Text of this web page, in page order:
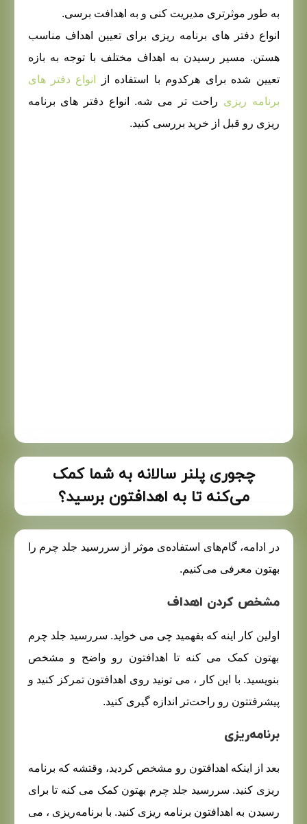
به طور موثرتری مدیریت کنی و به اهدافت برسی.
انواع دفتر های برنامه ریزی برای تعیین اهداف مناسب
هستن. مسیر رسیدن به اهداف مختلف با توجه به بازه
تعیین شده برای هرکدوم با استفاده از
انواع دفتر های
برنامه ریزی راحت تر می شه. انواع دفتر های برنامه
ریزی رو قبل از خرید بررسی کنید.
چجوری پلنر سالانه به شما کمک
می‌کنه تا به اهدافتون برسید؟
در ادامه، گام‌های استفاده‌ی موثر از سررسید جلد چرم را
بهتون معرفی می‌کنیم.
مشخص کردن اهداف
اولین کار اینه که بفهمید چی می‌ خواید. سررسید جلد چرم
بهتون کمک می‌ کنه تا اهدافتون رو واضح و مشخص
بنویسید. با این کار ، می‌ تونید روی اهدافتون تمرکز کنید و
پیشرفتتون رو راحت‌تر اندازه‌ گیری کنید.
برنامه‌ریزی
بعد از اینکه اهدافتون رو مشخص کردید، وقتشه که برنامه‌
ریزی کنید. سررسید جلد چرم بهتون کمک می‌ کنه تا برای
رسیدن به اهدافتون برنامه‌ ریزی کنید. با برنامه‌ریزی ، می‌